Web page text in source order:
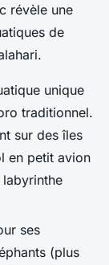
révèle une
de
unique
traditionnel.
sur des îles
en petit avion
ses
(plus